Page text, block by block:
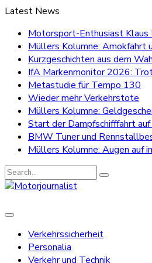
Latest News
Motorsport-Enthusiast Klaus
Müllers Kolumne: Amokfahrt
Kurzgeschichten aus dem
IfA Markenmonitor 2026:
Metastudie für Tempo 130
Wieder mehr Verkehrstote
Müllers Kolumne:
Start der Dampfschifffahrt
BMW Tuner und
Müllers Kolumne: Augen auf
Search
for:
Verkehrssicherheit
Personalia
Verkehr und Technik